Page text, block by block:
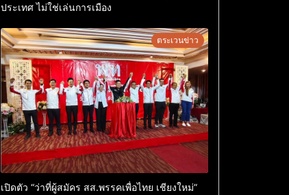
ประเทศ ไม่ใช่เล่นการเมือง
ตระเวนข่าว
เปิดตัว “ว่าที่ผู้สมัคร สส.พรรคเพื่อไทย เชียงใหม่”